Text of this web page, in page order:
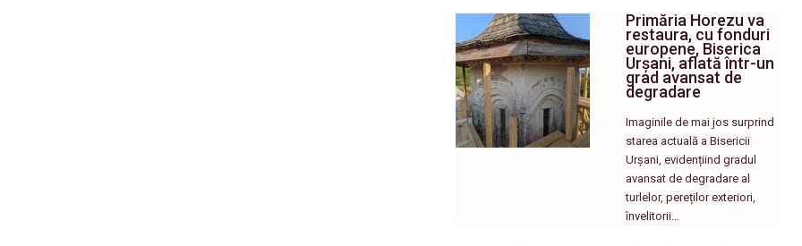
Primăria Horezu va
restaura, cu fonduri
europene, Biserica
Urșani, aflată într-un
grad avansat de
degradare
Imaginile de mai jos surprind
starea actuală a Bisericii
Urșani, evidențiind gradul
avansat de degradare al
turlelor, pereților exteriori,
învelitorii…